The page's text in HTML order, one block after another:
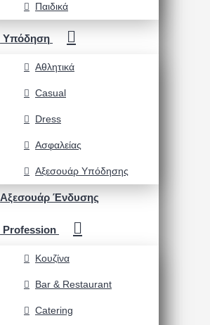
Παιδικά
Υπόδηση
Αθλητικά
Casual
Dress
Ασφαλείας
Αξεσουάρ Υπόδησης
Αξεσουάρ Ένδυσης
Profession
Κουζίνα
Bar & Restaurant
Catering